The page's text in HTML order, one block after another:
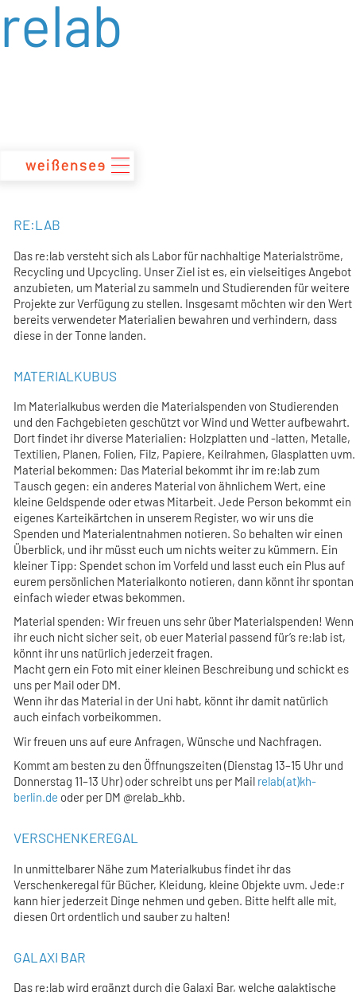
Inhalt
relab
RE:LAB
Das re:lab versteht sich als Labor für nachhaltige Materialströme,
Recycling und Upcycling. Unser Ziel ist es, ein vielseitiges Angebot
anzubieten, um Material zu sammeln und Studierenden für weitere
Projekte zur Verfügung zu stellen. Insgesamt möchten wir den Wert
bereits verwendeter Materialien bewahren und verhindern, dass
diese in der Tonne landen.
MATERIALKUBUS
Im Materialkubus werden die Materialspenden von Studierenden
und den Fachgebieten geschützt vor Wind und Wetter aufbewahrt.
Dort findet ihr diverse Materialien: Holzplatten und -latten, Metalle,
Textilien, Planen, Folien, Filz, Papiere, Keilrahmen, Glasplatten uvm.
Material bekommen: Das Material bekommt ihr im re:lab zum
Tausch gegen: ein anderes Material von ähnlichem Wert, eine
kleine Geldspende oder etwas Mitarbeit. Jede Person bekommt ein
eigenes Karteikärtchen in unserem Register, wo wir uns die
Spenden und Materialentnahmen notieren. So behalten wir einen
Überblick, und ihr müsst euch um nichts weiter zu kümmern. Ein
kleiner Tipp: Spendet schon im Vorfeld und lasst euch ein Plus auf
eurem persönlichen Materialkonto notieren, dann könnt ihr spontan
einfach wieder etwas bekommen.
Material spenden: Wir freuen uns sehr über Materialspenden! Wenn
ihr euch nicht sicher seit, ob euer Material passend für’s re:lab ist,
könnt ihr uns natürlich jederzeit fragen.
Macht gern ein Foto mit einer kleinen Beschreibung und schickt es
uns per Mail oder DM.
Wenn ihr das Material in der Uni habt, könnt ihr damit natürlich
auch einfach vorbeikommen.
Wir freuen uns auf eure Anfragen, Wünsche und Nachfragen.
Kommt am besten zu den Öffnungszeiten (Dienstag 13–15 Uhr und
Donnerstag 11–13 Uhr) oder schreibt uns per Mail relab(at)kh-
berlin.de oder per DM @relab_khb.
VERSCHENKEREGAL
In unmittelbarer Nähe zum Materialkubus findet ihr das
Verschenkeregal für Bücher, Kleidung, kleine Objekte uvm. Jede:r
kann hier jederzeit Dinge nehmen und geben. Bitte helft alle mit,
diesen Ort ordentlich und sauber zu halten!
GALAXI BAR
Das re:lab wird ergänzt durch die Galaxi Bar, welche galaktische